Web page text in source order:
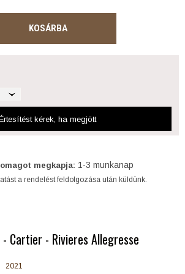
KOSÁRBA
kérek , ha megjött
megkapja: 1-3 munkanap
a rendelést feldolgozása után küldünk.
Cartier - Rivieres Allegresse
2021